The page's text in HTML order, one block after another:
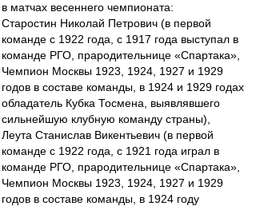
в матчах весеннего чемпионата:
Старостин Николай Петрович (в первой
команде с 1922 года, с 1917 года выступал в
команде РГО, прародительнице «Спартака»,
Чемпион Москвы 1923, 1924, 1927 и 1929
годов в составе команды, в 1924 и 1929 годах
обладатель Кубка Тосмена, выявлявшего
сильнейшую клубную команду страны),
Леута Станислав Викентьевич (в первой
команде с 1922 года, с 1921 года играл в
команде РГО, прародительнице «Спартака»,
Чемпион Москвы 1923, 1924, 1927 и 1929
годов в составе команды, в 1924 году